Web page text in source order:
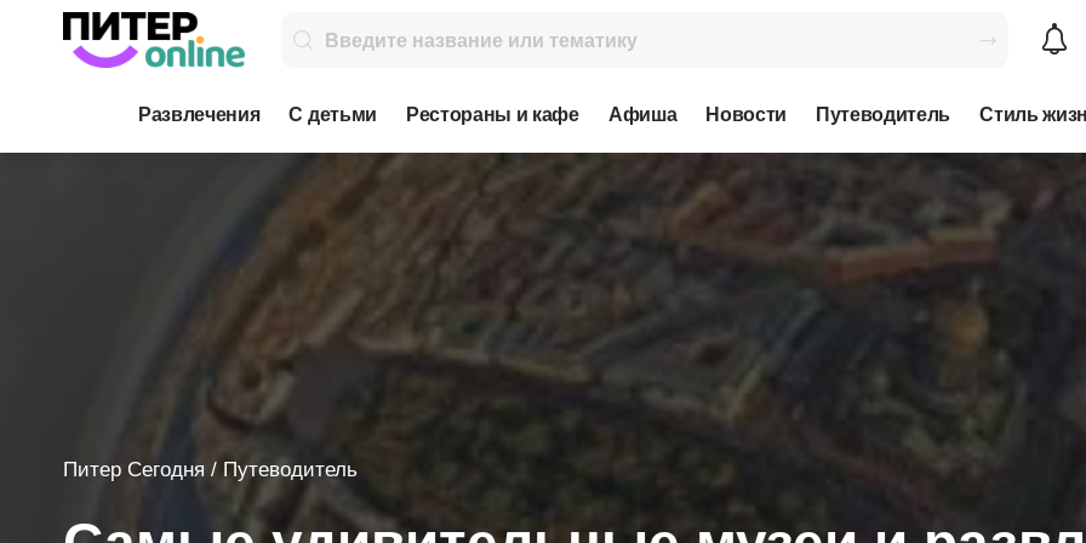
Развлечения С детьми Рестораны и кафе Афиша Новости Путеводитель Стиль
Питер Сегодня / Путеводитель